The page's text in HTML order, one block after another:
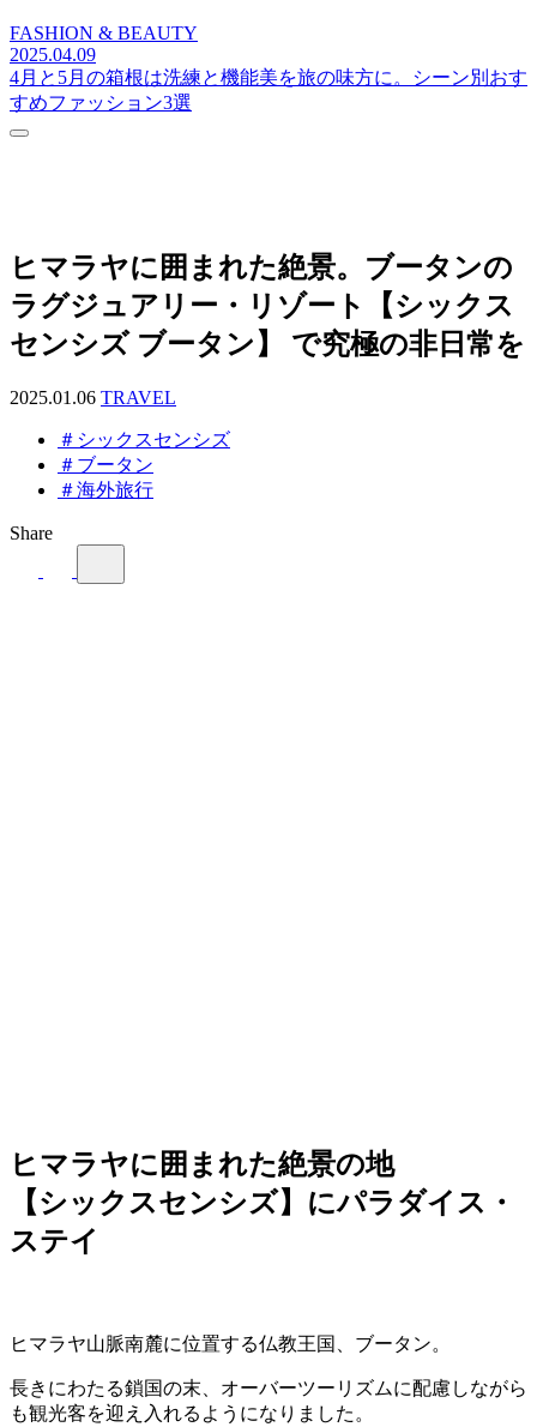
FASHION & BEAUTY
2025.04.09
4月と5月の箱根は洗練と機能美を旅の味方に。シーン別おす
すめファッション3選
ヒマラヤに囲まれた絶景。ブータンの
ラグジュアリー・リゾート【シックス
センシズ ブータン】 で究極の非日常を
2025.01.06 TRAVEL
＃シックスセンシズ
＃ブータン
＃海外旅行
Share
ヒマラヤに囲まれた絶景の地
【シックスセンシズ】にパラダイス・
ステイ
ヒマラヤ山脈南麓に位置する仏教王国、ブータン。
長きにわたる鎖国の末、オーバーツーリズムに配慮しながら
も観光客を迎え入れるようになりました。